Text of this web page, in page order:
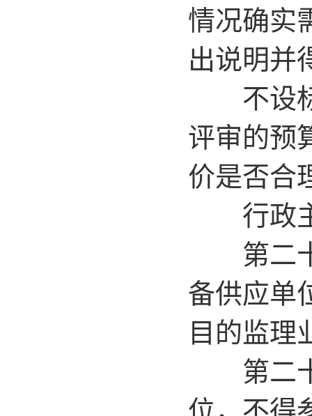
情况确实
出说明并
不设标
评审的预
价是否合
行政主
第二十
备供应单
目的监理
第二十